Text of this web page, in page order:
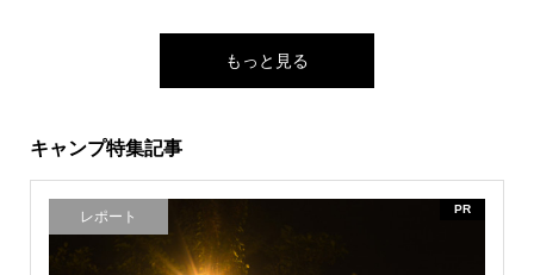
もっと見る
キャンプ特集記事
レポート PR